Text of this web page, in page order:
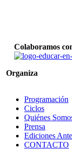
Colaboramos
Organiza
Programación
Ciclos
Quiénes
Prensa
Ediciones
CONTACTO